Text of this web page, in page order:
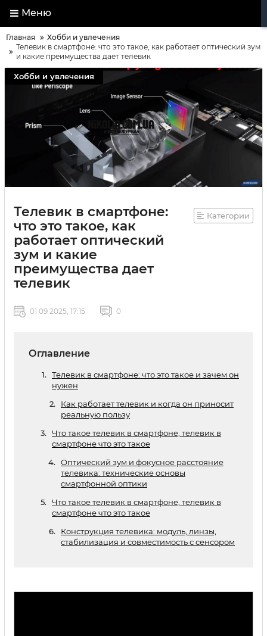
Меню
Главная
Хобби и увлечения
Телевик в смартфоне: что это такое, как работает оптический зум
и какие преимущества дает телевик
Хобби и увлечения
Телевик в смартфоне:
что это такое, как
работает оптический
зум и какие
преимущества дает
телевик
Категории
01 09 2025, 17:15 0
Оглавление
Телевик в смартфоне: что это такое и зачем он
нужен
Как работает телевик и когда он приносит
реальную пользу
Что такое телевик в смартфоне, телевик в
смартфоне что это такое
Оптический зум и фокусное расстояние
телевика: технические основы
смартфонной оптики
Что такое телевик в смартфоне, телевик в
смартфоне что это такое
Конструкция телевика: модуль, линзы,
стабилизация и совместимость с сенсором